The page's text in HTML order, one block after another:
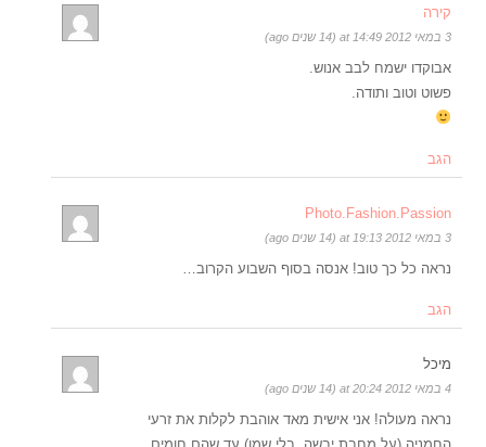
קירה
3 במאי 2012 at 14:49 (14 שנים ago)
אבוקדו ישמח לבב אנוש.
פשוט וטוב ותודה.
הגב
Photo.Fashion.Passion
3 במאי 2012 at 19:13 (14 שנים ago)
נראה כל כך טוב! אנסה בסוף השבוע הקרוב…
הגב
מיכל
4 במאי 2012 at 20:24 (14 שנים ago)
נראה מעולה! אני אישית מאד אוהבת לקלות את זרעי